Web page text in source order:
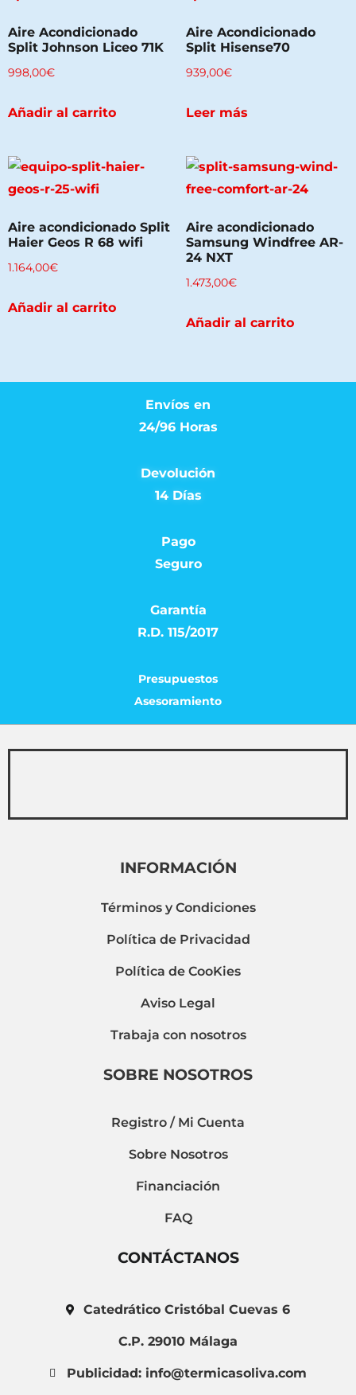
Aire Acondicionado
Split Johnson Liceo 71K
998,00€
Añadir al carrito
Aire Acondicionado
Split Hisense70
939,00€
Leer más
Aire acondicionado Split
Haier Geos R 68 wifi
1.164,00€
Añadir al carrito
Aire acondicionado
Samsung Windfree AR-
24 NXT
1.473,00€
Añadir al carrito
Envíos en
24/96 Horas
Devolución
14 Días
Pago
Seguro
Garantía
R.D. 115/2017
Presupuestos
Asesoramiento
INFORMACIÓN
Términos y Condiciones
Política de Privacidad
Política de CooKies
Aviso Legal
Trabaja con nosotros
SOBRE NOSOTROS
Registro / Mi Cuenta
Sobre Nosotros
Financiación
FAQ
CONTÁCTANOS
Catedrático Cristóbal Cuevas 6
C.P. 29010 Málaga
Publicidad: info@termicasoliva.com